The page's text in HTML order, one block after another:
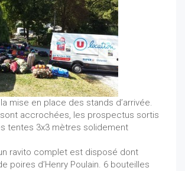
mise en place des stands d’arrivée.
accrochées, les prospectus sortis
tentes 3x3 mètres solidement
ravito complet est disposé dont
poires d’Henry Poulain. 6 bouteilles